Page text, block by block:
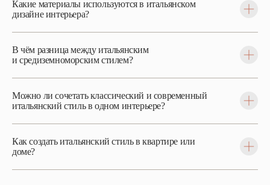
Какие материалы используются в итальянском
дизайне интерьера?
В чём разница между итальянским
и средиземноморским стилем?
Можно ли сочетать классический и современный
итальянский стиль в одном интерьере?
Как создать итальянский стиль в квартире или
доме?